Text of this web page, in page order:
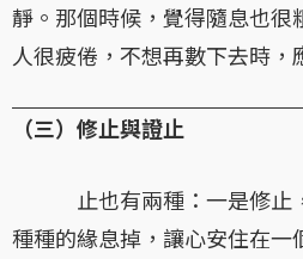
靜。那個時候，覺得隨息也很
人很疲倦，不想再數下去時，
（三）修止與證止
止也有兩種：一是修止，
種種的緣息掉，讓心安住在一